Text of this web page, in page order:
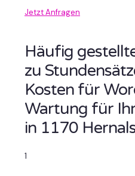
Jetzt Anfragen
Häufig
zu
Kosten für
Wartung für
in 1170
1